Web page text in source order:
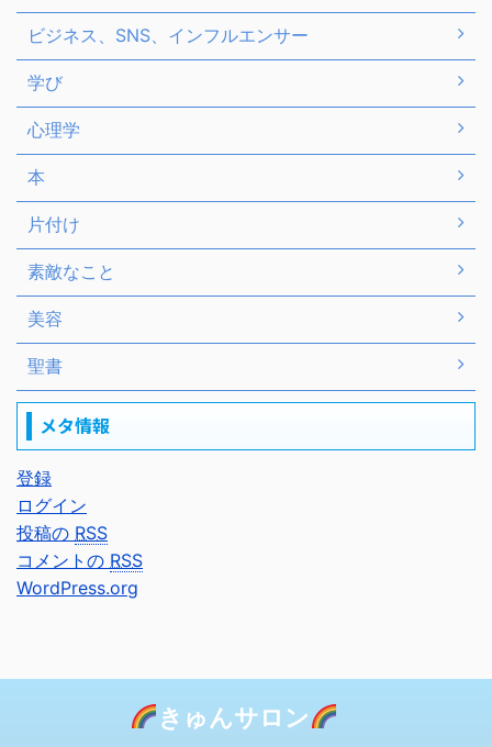
ビジネス、SNS、インフルエンサー
学び
心理学
本
片付け
素敵なこと
美容
聖書
メタ情報
登録
ログイン
投稿の RSS
コメントの RSS
WordPress.org
きゅんサロン